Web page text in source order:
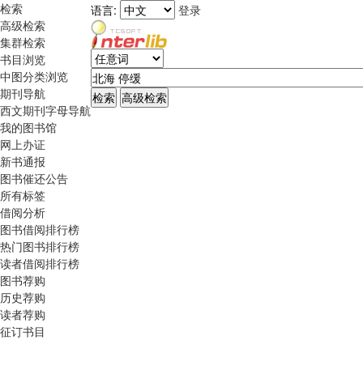
检索
高级检索
集群检索
书目浏览
中图分类浏览
期刊导航
西文期刊字母导航
我的图书馆
网上办证
新书通报
图书催还公告
所有标签
借阅分析
图书借阅排行榜
热门图书排行榜
读者借阅排行榜
图书荐购
历史荐购
读者荐购
征订书目
语言: 登录